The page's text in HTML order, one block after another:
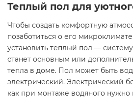
Теплый пол для
Чтобы создать комфортную
позаботиться о его
установить теплый пол —
станет основным или
тепла в доме. Пол может быть
электрический. Электрический
как при монтаже водяного нужно